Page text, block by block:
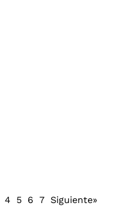
4 5 6 7 Siguiente»